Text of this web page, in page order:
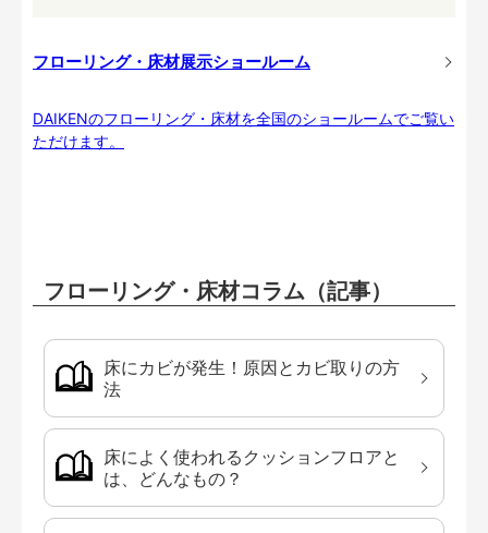
フローリング・床材展示ショールーム
DAIKENのフローリング・床材を全国のショールームでご覧い
ただけます。
フローリング・床材コラム（記事）
床にカビが発生！原因とカビ取りの方
法
床によく使われるクッションフロアと
は、どんなもの？